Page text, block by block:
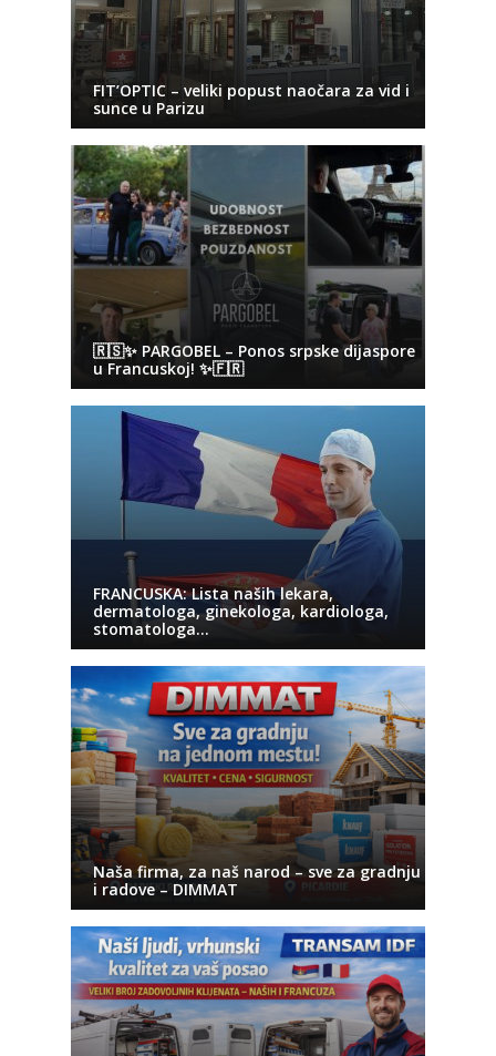
FIT’OPTIC – veliki popust naočara za vid i
sunce u Parizu
🇷🇸✨ PARGOBEL – Ponos srpske dijaspore
u Francuskoj! ✨🇫🇷
FRANCUSKA: Lista naših lekara,
dermatologa, ginekologa, kardiologa,
stomatologa…
Naša firma, za naš narod – sve za gradnju
i radove – DIMMAT